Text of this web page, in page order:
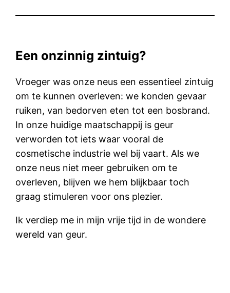
Een onzinnig zintuig?
Vroeger was onze neus een essentieel zintuig
om te kunnen overleven: we konden gevaar
ruiken, van bedorven eten tot een bosbrand.
In onze huidige maatschappij is geur
verworden tot iets waar vooral de
cosmetische industrie wel bij vaart. Als we
onze neus niet meer gebruiken om te
overleven, blijven we hem blijkbaar toch
graag stimuleren voor ons plezier.
Ik verdiep me in mijn vrije tijd in de wondere
wereld van geur.